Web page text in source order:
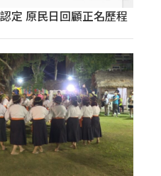
定 原民日回顧正名歷程